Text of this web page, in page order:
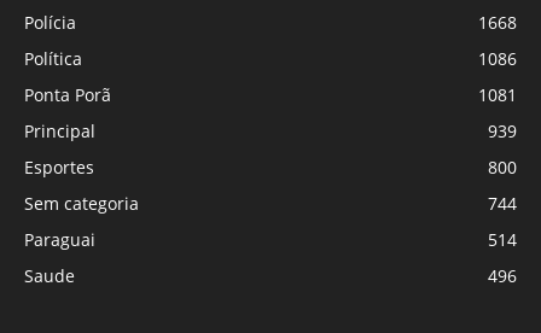
Polícia
1668
Política
1086
Ponta Porã
1081
Principal
939
Esportes
800
Sem categoria
744
Paraguai
514
Saude
496